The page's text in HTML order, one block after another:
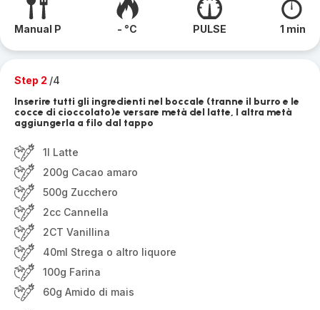
Manual P - °C PULSE 1 min
Step 2 /4
Inserire tutti gli ingredienti nel boccale (tranne il burro e le
cocce di cioccolato)e versare metà del latte, l altra metà
aggiungerla a filo dal tappo
1l Latte
200g Cacao amaro
500g Zucchero
2cc Cannella
2CT Vanillina
40ml Strega o altro liquore
100g Farina
60g Amido di mais